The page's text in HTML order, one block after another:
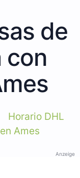
de
con
Horario DHL
Ames
Anzeige